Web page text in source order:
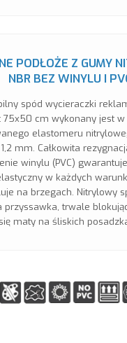
PODŁOŻE Z GUMY
NBR BEZ WINYLU I
spód wycieraczki
75x50 cm wykonany jest
elastomeru
mm. Całkowita
winylu (PVC)
w każdych
na brzegach. Nitrylowy
przyssawka, trwale
się maty na śliskich